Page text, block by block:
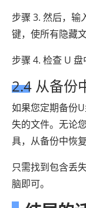
步骤 3. 然后，
键，使所有隐藏
步骤 4. 检查 U 盘
2.4 从备份
如果您定期备份
失的文件。无论
具，从备份中恢
只需找到包含丢
脑即可。